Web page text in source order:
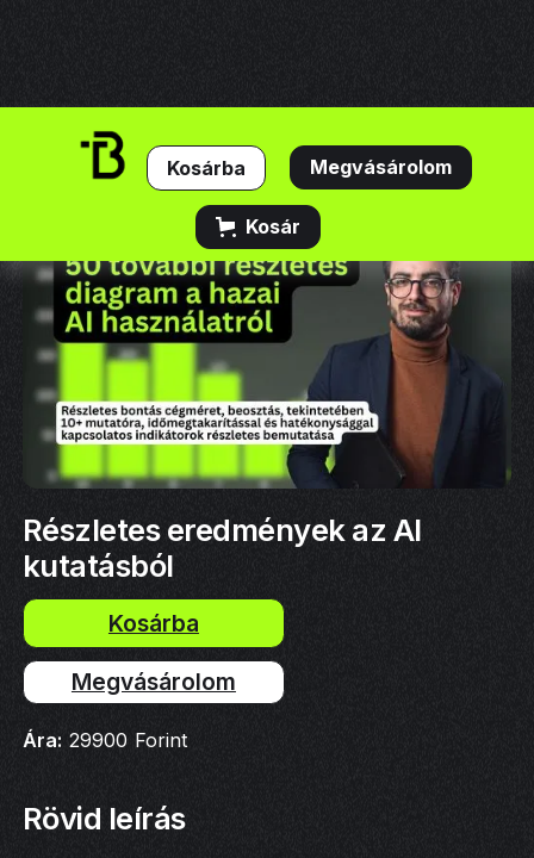
Megvásárolom
Kosár
Részletes eredmények az AI
kutatásból
Megvásárolom
Ára: 29900 Forint
Rövid leírás